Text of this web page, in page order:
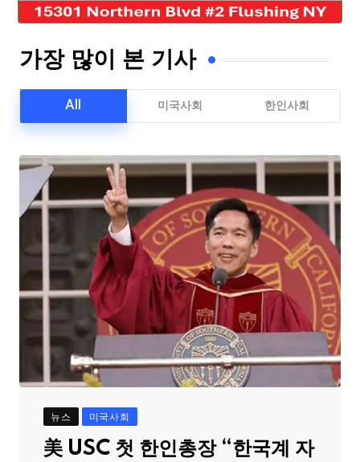
가장 많이 본 기사
All 미국사회 한인사회
뉴스 미국사회
美 USC 첫 한인총장 “한국계 자